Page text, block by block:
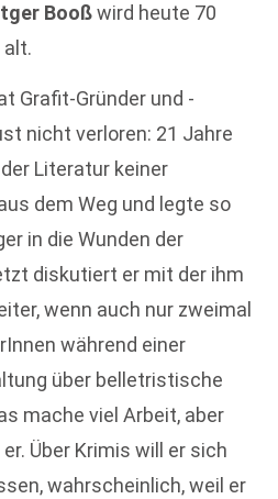
Booßwird heute 70
alt.
Grafit-Gründer und -
nicht verloren: 21 Jahre
Literatur keiner
dem Weg und legte so
in die Wunden der
diskutiert er mit der ihm
wenn auch nur zweimal
während einer
über belletristische
mache viel Arbeit, aber
Über Krimis will er sich
wahrscheinlich, weil er